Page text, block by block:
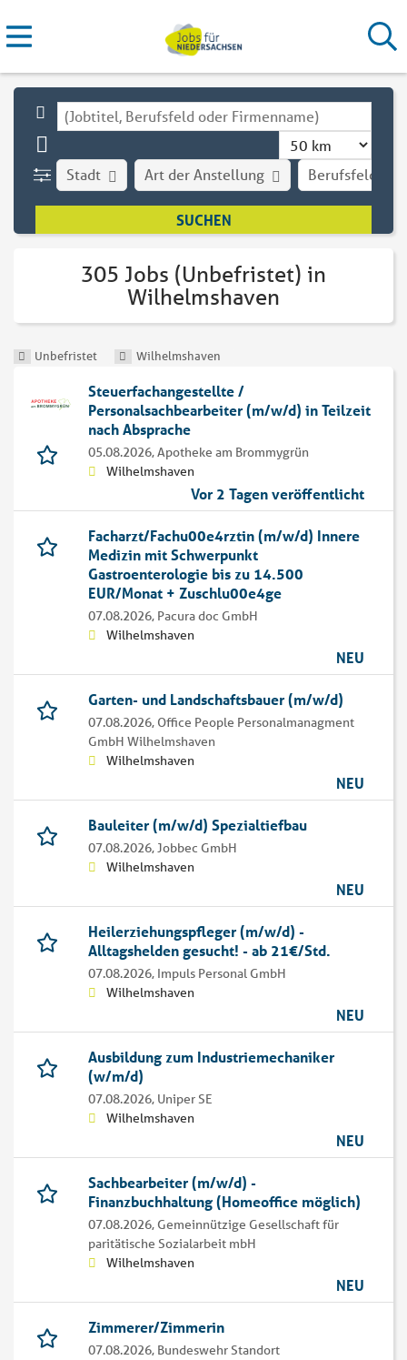
Stadt Art der Anstellung Berufsfeld
305 Jobs (Unbefristet) in
Wilhelmshaven
Unbefristet Wilhelmshaven
Steuerfachangestellte /
Personalsachbearbeiter (m/w/d) in Teilzeit
nach Absprache
05.08.2026,Apotheke am Brommygrün
Wilhelmshaven
Vor 2 Tagen veröffentlicht
Facharzt/Fachu00e4rztin (m/w/d) Innere
Medizin mit Schwerpunkt
Gastroenterologie bis zu 14.500
EUR/Monat + Zuschlu00e4ge
07.08.2026, Pacura doc GmbH
Wilhelmshaven
NEU
Garten- und Landschaftsbauer (m/w/d)
07.08.2026, Office People Personalmanagment
GmbH Wilhelmshaven
Wilhelmshaven
NEU
Bauleiter (m/w/d) Spezialtiefbau
07.08.2026,Jobbec GmbH
Wilhelmshaven
NEU
Heilerziehungspfleger (m/w/d) -
Alltagshelden gesucht! - ab 21€/Std.
07.08.2026, Impuls Personal GmbH
Wilhelmshaven
NEU
Ausbildung zum Industriemechaniker
(w/m/d)
07.08.2026, Uniper SE
Wilhelmshaven
NEU
Sachbearbeiter (m/w/d) -
Finanzbuchhaltung (Homeoffice möglich)
07.08.2026, Gemeinnützige Gesellschaft für
paritätische Sozialarbeit mbH
Wilhelmshaven
NEU
Zimmerer/Zimmerin
07.08.2026, Bundeswehr Standort